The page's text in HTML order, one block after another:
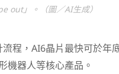
out」。（圖／AI生成）
程，AI6晶片最快可於年
機器人等核心產品。